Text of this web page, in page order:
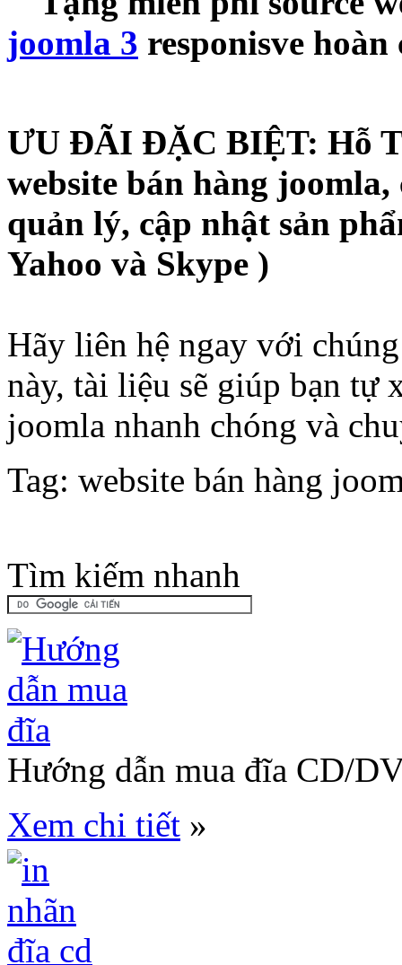
joomla 3 responisve
ƯU ĐÃI ĐẶC BIỆT: Hỗ
website bán hàng
quản lý, cập nhật sản
Yahoo và Skype )
Hãy liên hệ ngay với
này, tài liệu sẽ giúp bạn tự
joomla nhanh chóng và
Tag: website bán hàng
Tìm kiếm nhanh
Hướng dẫn mua đĩa CD/
Xem chi tiết »